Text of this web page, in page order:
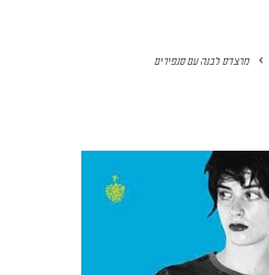
מרצדס לבנה עם סנפירים